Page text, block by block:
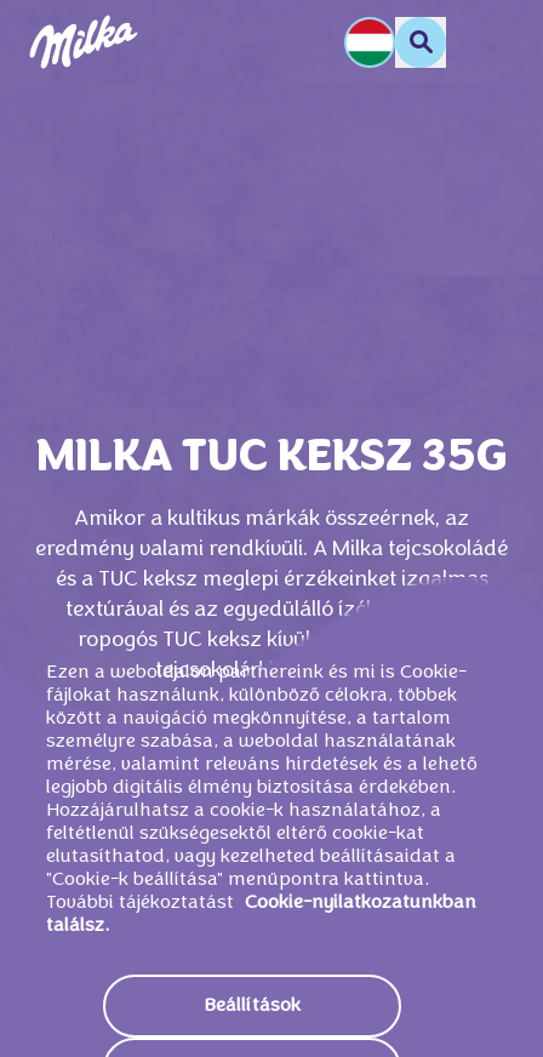
MILKA TUC KEKSZ 35G
Amikor a kultikus márkák összeérnek, az
eredmény valami rendkívüli. A Milka tejcsokoládé
és a TUC keksz meglepi érzékeinket izgalmas
textúrával és az egyedülálló ízélménnyel. 8
ropogós TUC keksz kívül, gyengéd alpesi
tejcsokoládé pedig belül.
HASONLÓ TERMÉKEK
Ezen a weboldalon partnereink és mi is Cookie-
fájlokat használunk, különböző célokra, többek
között a navigáció megkönnyítése, a tartalom
személyre szabása, a weboldal használatának
mérése, valamint releváns hirdetések és a lehető
legjobb digitális élmény biztosítása érdekében.
Hozzájárulhatsz a cookie-k használatához, a
feltétlenül szükségesektől eltérő cookie-kat
elutasíthatod, vagy kezelheted beállításaidat a
"Cookie-k beállítása" menüpontra kattintva.
További tájékoztatást
Cookie-nyilatkozatunkban
találsz.
Beállítások